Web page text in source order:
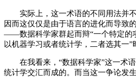
实际上，这一术语的不同用法并不
因而这仅仅是由于语言的进化而导致
——数据科学家群起而辩“一个特定的
以机器学习或者统计学，二者选其一”
在我看来，“数据科学家”这一术语
统计学交汇而成的。而当这一争论发